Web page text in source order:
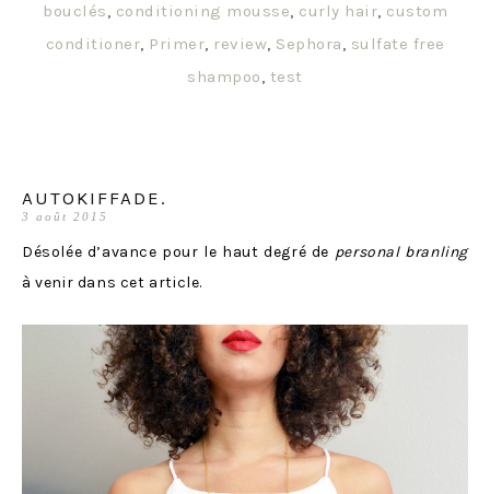
bouclés, conditioning mousse, curly hair, custom
conditioner, Primer, review, Sephora, sulfate free
shampoo, test
AUTOKIFFADE.
3 août 2015
Désolée d’avance pour le haut degré de personal branling
à venir dans cet article.